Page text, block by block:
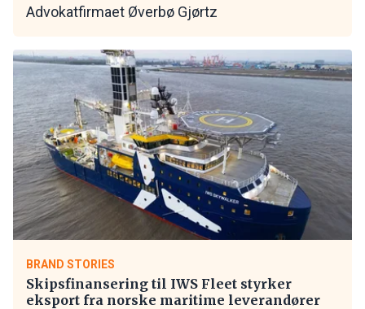
Advokatfirmaet Øverbø Gjørtz
BRAND STORIES
Skipsfinansering til IWS Fleet styrker
eksport fra norske maritime leverandører